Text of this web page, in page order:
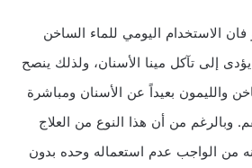
الاستخدام اليومي للماء الساخن
إلى تآكل مينا الأسنان، ولذلك ينصح
والليمون بعيداً عن الأسنان ومباشرة
وبالرغم من أن هذا النوع من العلاج
من الواجب عدم استعماله وحده بدون